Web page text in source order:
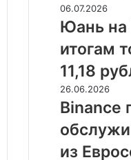
полиции
на
рублей
Юань
на
Мосбирже
по
итогам
торгов
упал
до
11,18
рубля
06.07.2026
Юань
итогам
11,18
Binance
прекратит
обслуживать
клиентов
из
26.06.2026
Binance
из